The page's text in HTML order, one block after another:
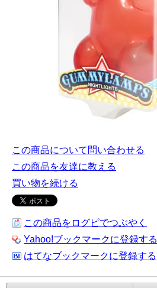
この商品について問い合わせる
この商品を友達に教える
買い物を続ける
この商品をログピでつぶやく
Yahoo!ブックマークに登録する
はてなブックマークに登録する